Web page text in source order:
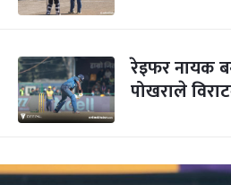
रेइफर नायक
पोखराले